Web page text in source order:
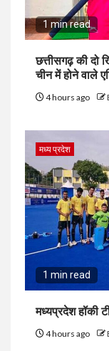
1 min read
छत्तीसगढ़ की दो
चीन में होने वाले
4 hours ago
मध्य प्रदेश
1 min read
मध्यप्रदेश हॉकी
4 hours ago